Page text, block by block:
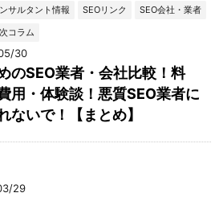
サルタント情報 SEOリンク
SEO会社・業者
コラム
30
のSEO業者・会社比較！料
用・体験談！悪質SEO業者に
ないで！【まとめ】
29